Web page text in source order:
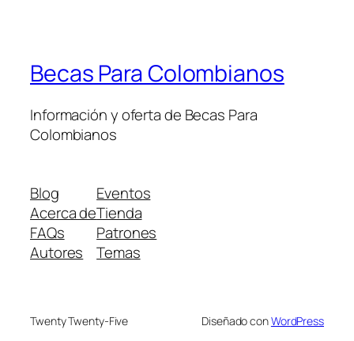
Becas Para Colombianos
Información y oferta de Becas Para
Colombianos
Blog
Acerca de
FAQs
Autores
Eventos
Tienda
Patrones
Temas
Twenty Twenty-Five Diseñado conWordPress